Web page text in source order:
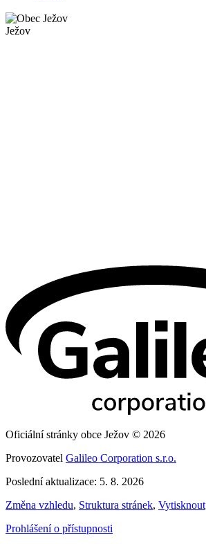
Ježov
Oficiální stránky obce Ježov © 2026
Provozovatel Galileo Corporation s.r.o.
Poslední aktualizace: 5. 8. 2026
Změna vzhledu, Struktura stránek, Vytisknout
Prohlášení o přístupnosti